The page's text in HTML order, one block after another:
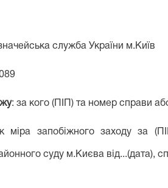
служба України м.Київ
: за кого (ПІП) та номер справи
міра запобіжного заходу за
суду м.Києва від...(дата),